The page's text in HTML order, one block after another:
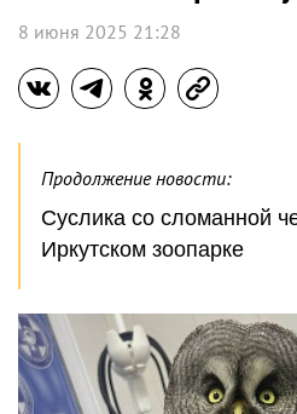
8 июня 2025 21:28
Продолжение новости:
Суслика со сломанной
Иркутском зоопарке